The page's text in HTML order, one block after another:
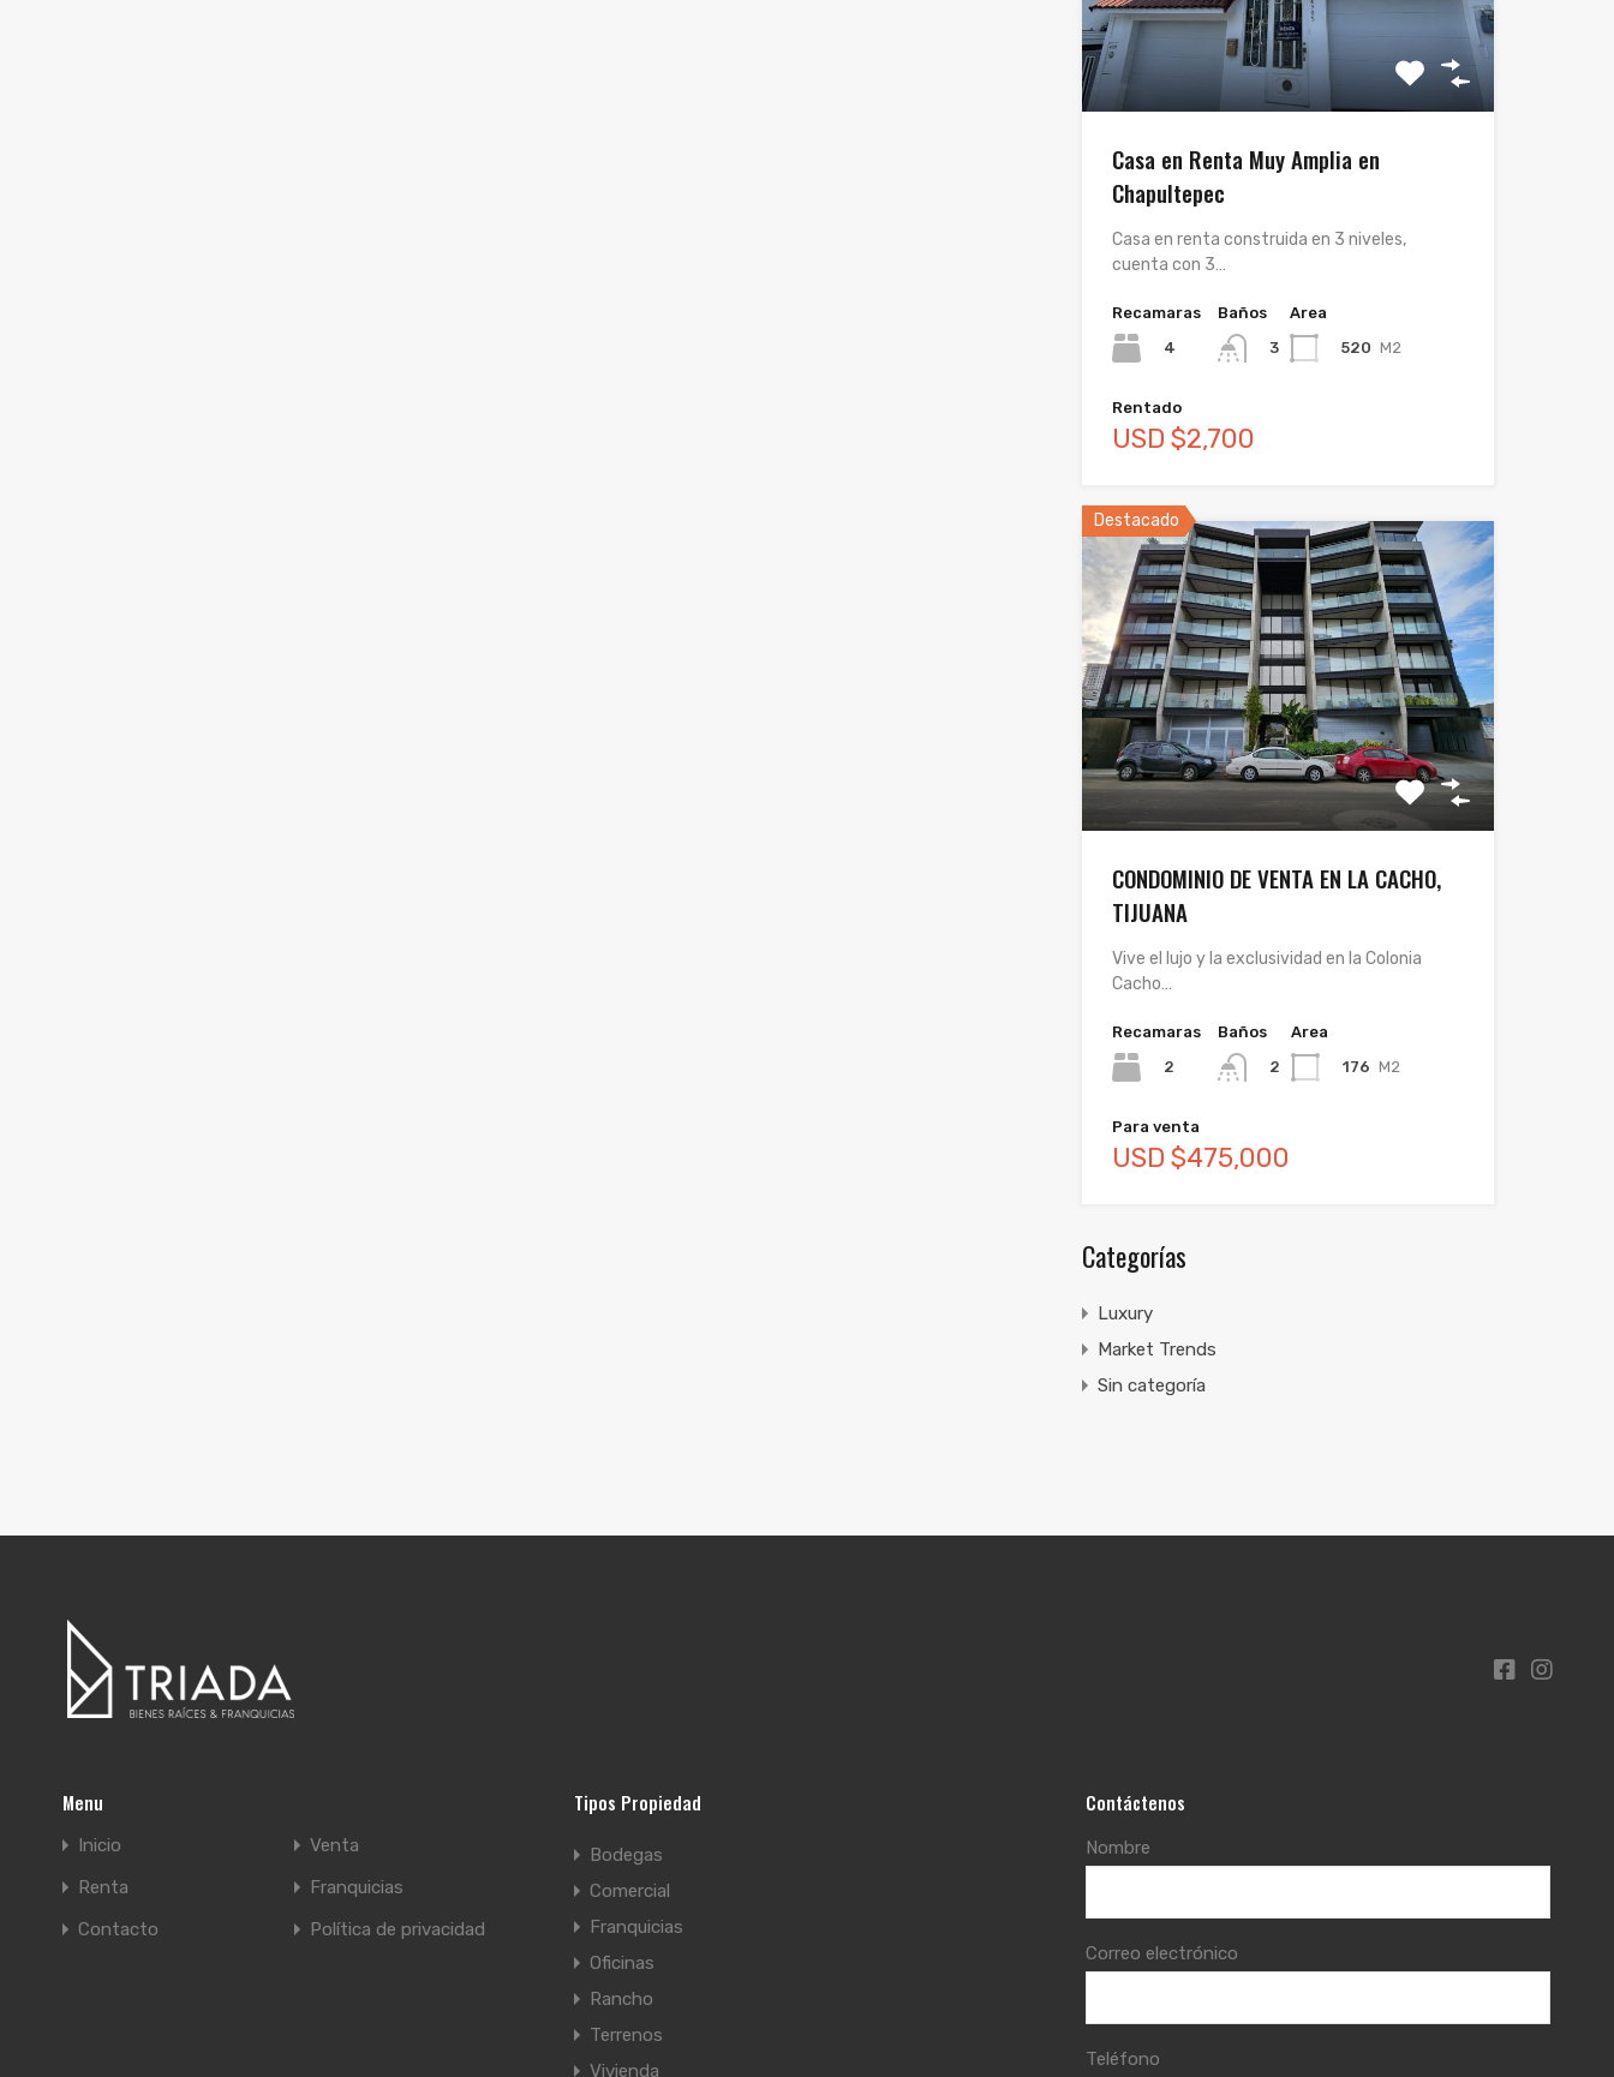
Casa en Renta Muy Amplia en
Chapultepec
Casa en renta construida en 3 niveles,
cuenta con 3…
Recamaras
4
Baños
3
Area
520 M2
Rentado
USD $2,700
Destacado
CONDOMINIO DE VENTA EN LA CACHO,
TIJUANA
Vive el lujo y la exclusividad en la Colonia
Cacho…
Recamaras
2
Baños
2
Area
176 M2
Para venta
USD $475,000
Categorías
Luxury
Market Trends
Sin categoría
Menu
Inicio
Venta
Renta
Franquicias
Contacto
Política de privacidad
Tipos Propiedad
Bodegas
Comercial
Franquicias
Oficinas
Rancho
Terrenos
Vivienda
Contáctenos
Nombre
Correo electrónico
Teléfono